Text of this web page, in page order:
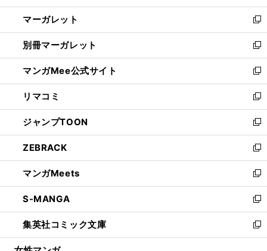
開
く
ウ
で
開
く
ン
ド
ウ
で
開
く
し
い
ウ
ィ
ン
ド
ウ
で
開
く
マーガレット
新
し
い
ウ
ィ
ン
ド
ウ
で
開
く
別冊マーガレット
新
し
い
ウ
ィ
ン
ド
ウ
で
開
く
マンガMee公式サイト
新
し
い
ウ
ィ
ン
ド
ウ
で
開
く
リマコミ
新
し
い
ウ
ィ
ン
ド
ウ
で
開
く
ジャンプTOON
新
し
い
ウ
ィ
ン
ド
ウ
で
開
ZEBRACK
新
し
い
ウ
ィ
ン
ド
ウ
マンガMeets
新
し
い
ウ
ィ
ン
S-MANGA
新
し
い
ウ
集英社コミック文庫
新
し